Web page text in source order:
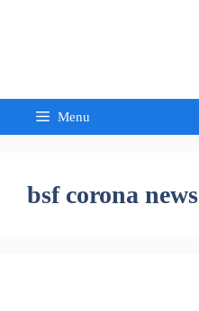
Menu
bsf corona news